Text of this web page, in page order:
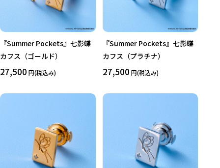
『Summer Pockets』七影蝶
カフス（ゴールド）
27,500 円(税込み)
『Summer Pockets』七影蝶
カフス（プラチナ）
27,500 円(税込み)